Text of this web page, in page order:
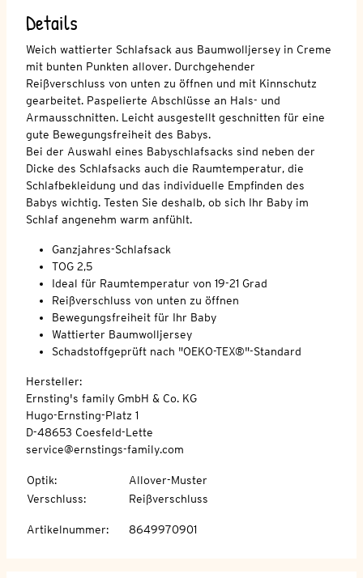
Details
Weich wattierter Schlafsack aus Baumwolljersey in Creme
mit bunten Punkten allover. Durchgehender
Reißverschluss von unten zu öffnen und mit Kinnschutz
gearbeitet. Paspelierte Abschlüsse an Hals- und
Armausschnitten. Leicht ausgestellt geschnitten für eine
gute Bewegungsfreiheit des Babys.
Bei der Auswahl eines Babyschlafsacks sind neben der
Dicke des Schlafsacks auch die Raumtemperatur, die
Schlafbekleidung und das individuelle Empfinden des
Babys wichtig. Testen Sie deshalb, ob sich Ihr Baby im
Schlaf angenehm warm anfühlt.
Ganzjahres-Schlafsack
TOG 2,5
Ideal für Raumtemperatur von 19-21 Grad
Reißverschluss von unten zu öffnen
Bewegungsfreiheit für Ihr Baby
Wattierter Baumwolljersey
Schadstoffgeprüft nach "OEKO-TEX®"-Standard
Hersteller:
Ernsting's family GmbH & Co. KG
Hugo-Ernsting-Platz 1
D-48653 Coesfeld-Lette
service@ernstings-family.com
Optik:
Allover-Muster
Verschluss: Reißverschluss
Artikelnummer: 8649970901